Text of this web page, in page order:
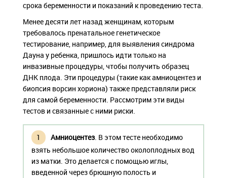
срока беременности и показаний к проведению теста.
Менее десяти лет назад женщинам, которым
требовалось пренатальное генетическое
тестирование, например, для выявления синдрома
Дауна у ребенка, пришлось идти только на
инвазивные процедуры, чтобы получить образец
ДНК плода. Эти процедуры (такие как амниоцентез и
биопсия ворсин хориона) также представляли риск
для самой беременности. Рассмотрим эти виды
тестов и связанные с ними риски.
Амниоцентез. В этом тесте необходимо
взять небольшое количество околоплодных вод
из матки. Это делается с помощью иглы,
введенной через брюшную полость и